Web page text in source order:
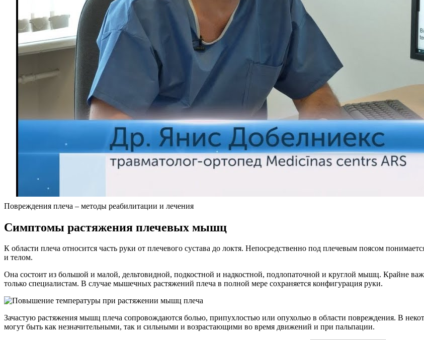
Повреждения плеча – методы реабилитации и лечения
Симптомы растяжения плечевых мышц
К области плеча относится часть руки от плечевого сустава до локтя. Непосредственно под плечевым поясом
и телом.
Она состоит из большой и малой, дельтовидной, подкостной и надкостной, подлопаточной и круглой мышц. Крайне
только специалистам. В случае мышечных растяжений плеча в полной мере сохраняется конфигурация руки.
Зачастую растяжения мышц плеча сопровождаются болью, припухлостью или опухолью в области повреждения. В
могут быть как незначительными, так и сильными и возрастающими во время движений и при пальпации.